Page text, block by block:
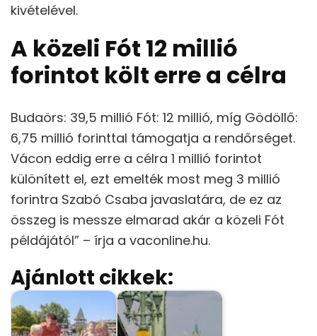
kivételével.
A közeli Fót 12 millió
forintot költ erre a célra
Budaörs: 39,5 millió Fót: 12 millió, míg Gödöllő:
6,75 millió forinttal támogatja a rendőrséget.
Vácon eddig erre a célra 1 millió forintot
különített el, ezt emelték most meg 3 millió
forintra Szabó Csaba javaslatára, de ez az
összeg is messze elmarad akár a közeli Fót
példájától” – írja a vaconline.hu.
Ajánlott cikkek: